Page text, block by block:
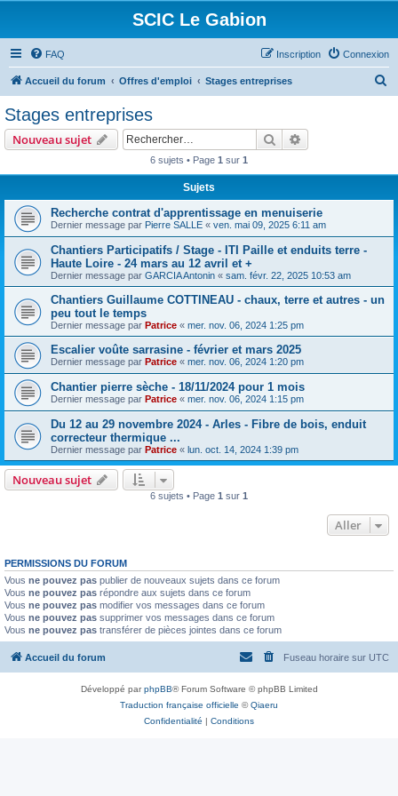
SCIC Le Gabion
FAQ Connexion
Inscription
Accueil du forum Offres d'emploi Stages entreprises
Stages entreprises
Nouveau sujet Rechercher
6 sujets • Page 1 sur 1
Sujets
Recherche contrat d'apprentissage en menuiserie
Dernier message par Pierre SALLE « ven. mai 09, 2025 6:11 am
Chantiers Participatifs / Stage - ITI Paille et enduits terre -
Haute Loire - 24 mars au 12 avril et +
Dernier message par GARCIA Antonin « sam. févr. 22, 2025 10:53 am
Chantiers Guillaume COTTINEAU - chaux, terre et autres - un
peu tout le temps
Dernier message par Patrice « mer. nov. 06, 2024 1:25 pm
Escalier voûte sarrasine - février et mars 2025
Dernier message par Patrice « mer. nov. 06, 2024 1:20 pm
Chantier pierre sèche - 18/11/2024 pour 1 mois
Dernier message par Patrice « mer. nov. 06, 2024 1:15 pm
Du 12 au 29 novembre 2024 - Arles - Fibre de bois, enduit
correcteur thermique ...
Dernier message par Patrice « lun. oct. 14, 2024 1:39 pm
Nouveau sujet
6 sujets • Page 1 sur 1
Aller
PERMISSIONS DU FORUM
Vous ne pouvez pas publier de nouveaux sujets dans ce forum
Vous ne pouvez pas répondre aux sujets dans ce forum
Vous ne pouvez pas modifier vos messages dans ce forum
Vous ne pouvez pas supprimer vos messages dans ce forum
Vous ne pouvez pas transférer de pièces jointes dans ce forum
Accueil du forum Fuseau horaire sur UTC
Développé parphpBB® Forum Software © phpBB Limited
Traduction française officielle ©Qiaeru
Confidentialité | Conditions